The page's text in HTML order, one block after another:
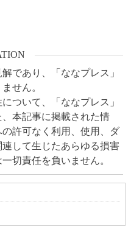
であり、「ななプレス」
せん。
ついて、「ななプレス」
本記事に掲載された情
許可なく利用、使用、ダ
して生じたあらゆる損害
切責任を負いません。